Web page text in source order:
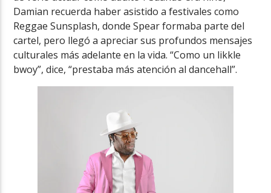
Damian recuerda haber asistido a festivales como
Reggae Sunsplash, donde Spear formaba parte del
cartel, pero llegó a apreciar sus profundos mensajes
culturales más adelante en la vida. “Como un likkle
bwoy”, dice, “prestaba más atención al dancehall”.